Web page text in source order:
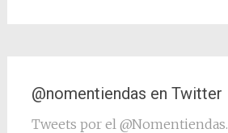
@nomentiendas en Twitter
Tweets por el @Nomentiendas.